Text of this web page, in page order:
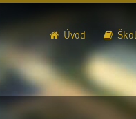
Úvod